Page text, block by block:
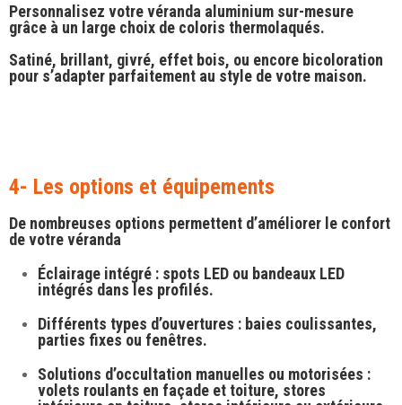
Personnalisez votre véranda aluminium sur-mesure
grâce à un large choix de coloris thermolaqués.
Satiné, brillant, givré, effet bois, ou encore bicoloration
pour s’adapter parfaitement au style de votre maison.
4- Les options et équipements
De nombreuses options permettent d’améliorer le confort
de votre véranda
Éclairage intégré : spots LED ou bandeaux LED
intégrés dans les profilés.
Différents types d’ouvertures : baies coulissantes,
parties fixes ou fenêtres.
Solutions d’occultation manuelles ou motorisées :
volets roulants en façade et toiture, stores